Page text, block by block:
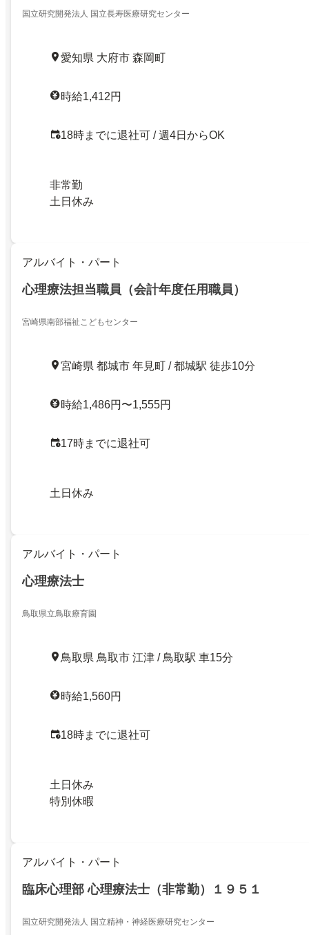
国立研究開発法人 国立長寿医療研究センター
愛知県 大府市 森岡町
時給1,412円
18時までに退社可 / 週4日からOK
非常勤
土日休み
アルバイト・パート
心理療法担当職員（会計年度任用職員）
宮崎県南部福祉こどもセンター
宮崎県 都城市 年見町 / 都城駅 徒歩10分
時給1,486円〜1,555円
17時までに退社可
土日休み
アルバイト・パート
心理療法士
鳥取県立鳥取療育園
鳥取県 鳥取市 江津 / 鳥取駅 車15分
時給1,560円
18時までに退社可
土日休み
特別休暇
アルバイト・パート
臨床心理部 心理療法士（非常勤）１９５１
国立研究開発法人 国立精神・神経医療研究センター